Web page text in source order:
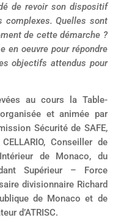
de revoir son dispositif
complexes. Quelles sont
de cette démarche ?
en oeuvre pour répondre
objectifs attendus pour
au cours la Table-
et animée par
Sécurité de SAFE,
Conseiller de
de Monaco, du
Supérieur – Force
divisionnaire Richard
de Monaco et de
d’ATRISC.